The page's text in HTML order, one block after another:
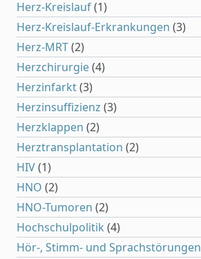
Herz-Kreislauf(1)
Herz-Kreislauf-Erkrankungen (3)
Herz-MRT(2)
Herzchirurgie(4)
Herzinfarkt(3)
Herzinsuffizienz (3)
Herzklappen (2)
Herztransplantation (2)
HIV(1)
HNO (2)
HNO-Tumoren (2)
Hochschulpolitik (4)
Hör-, Stimm- und Sprachstörungen